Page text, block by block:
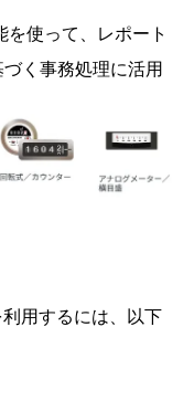
使って、レポート
く事務処理に活用
用するには、以下